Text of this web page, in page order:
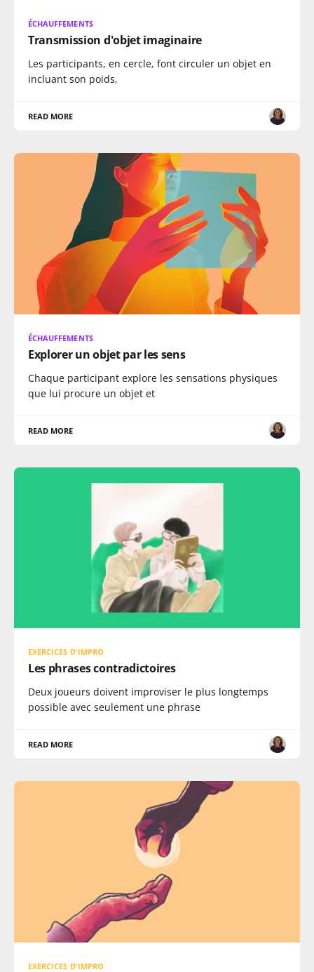
ÉCHAUFFEMENTS
Transmission d'objet imaginaire
Les participants, en cercle, font circuler un objet en
incluant son poids,
READ MORE
ÉCHAUFFEMENTS
Explorer un objet par les sens
Chaque participant explore les sensations physiques
que lui procure un objet et
READ MORE
EXERCICES D'IMPRO
Les phrases contradictoires
Deux joueurs doivent improviser le plus longtemps
possible avec seulement une phrase
READ MORE
EXERCICES D'IMPRO